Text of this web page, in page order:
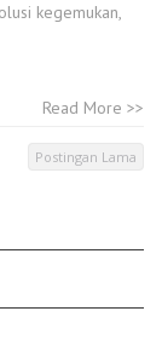
kegemukan,
Read More >>
Postingan Lama